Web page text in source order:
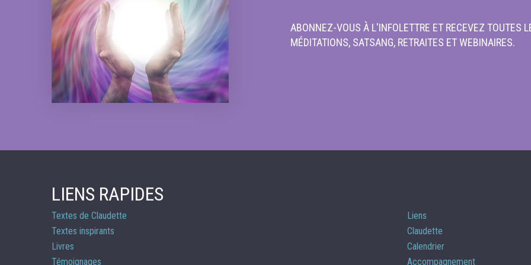
ABONNEZ-VOUS À L'INFOLETTRE ET RECEVEZ TOUTES
MÉDITATIONS, SATSANG, RETRAITES ET WEBINAIRES.
LIENS RAPIDES
Textes de Claudette
Textes inspirants
Livres
Témoignages
Liens
Claudette
Calendrier
Accompagnement